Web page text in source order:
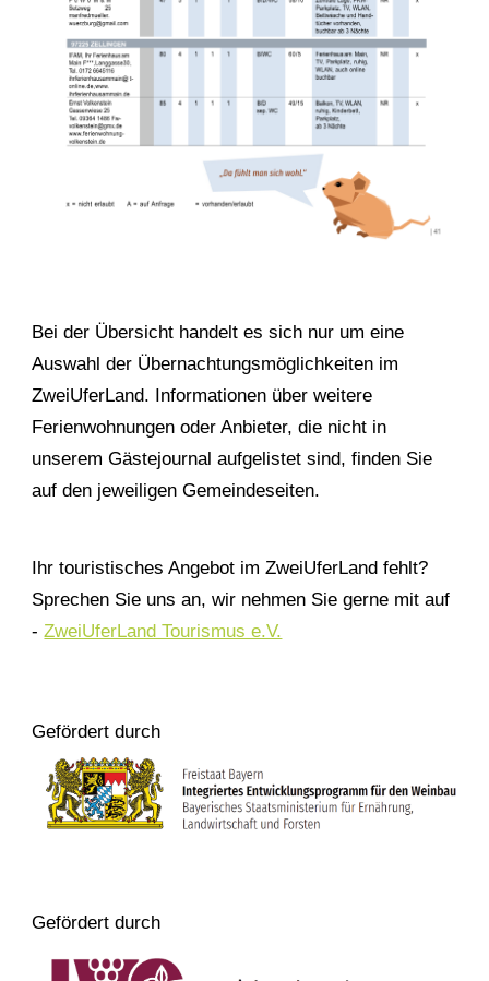
Bei der Übersicht handelt es sich nur um eine
Auswahl der Übernachtungsmöglichkeiten im
ZweiUferLand. Informationen über weitere
Ferienwohnungen oder Anbieter, die nicht in
unserem Gästejournal aufgelistet sind, finden Sie
auf den jeweiligen Gemeindeseiten.
Ihr touristisches Angebot im ZweiUferLand fehlt?
Sprechen Sie uns an, wir nehmen Sie gerne mit auf
-ZweiUferLand Tourismus e.V.
Gefördert durch
Gefördert durch